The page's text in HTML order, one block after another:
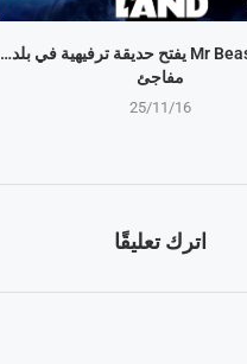
اليوتيوبير Mr Beast يفتح حديقة ترفيهية في بلد…
مفاجئ
25/11/16
اترك تعليقًا